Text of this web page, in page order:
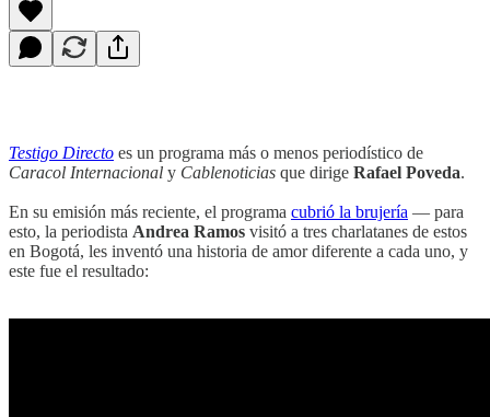
Testigo Directo es un programa más o menos periodístico de
Caracol Internacional y Cablenoticias que dirige Rafael Poveda.
En su emisión más reciente, el programa cubrió la brujería — para
esto, la periodista Andrea Ramos visitó a tres charlatanes de estos
en Bogotá, les inventó una historia de amor diferente a cada uno, y
este fue el resultado: